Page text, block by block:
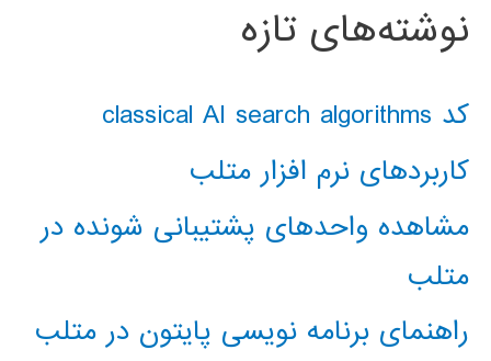
نوشته‌های تازه
کد classical AI search algorithms
کاربردهای نرم افزار متلب
مشاهده واحدهای پشتیبانی شونده در
متلب
راهنمای برنامه نویسی پایتون در متلب